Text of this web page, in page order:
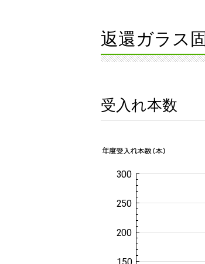
返還ガラス
受入れ本数